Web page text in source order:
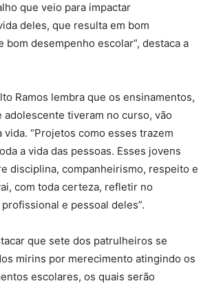
que veio para impactar
deles, que resulta em bom
bom desempenho escolar”, destaca a
Ramos lembra que os ensinamentos,
adolescente tiveram no curso, vão
“Projetos como esses trazem
a vida das pessoas. Esses jovens
disciplina, companheirismo, respeito e
com toda certeza, refletir no
e pessoal deles”.
que sete dos patrulheiros se
mirins por merecimento atingindo os
escolares, os quais serão